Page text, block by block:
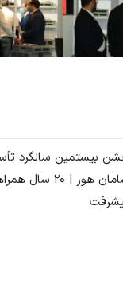
سالگرد تأسیس
سامان هور | ۲۰ سال همراهی،